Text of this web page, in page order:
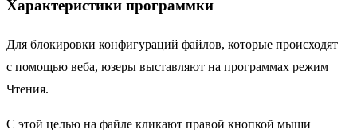
Характеристики программки
Для блокировки конфигураций файлов, которые происходят
с помощью веба, юзеры выставляют на программах режим
Чтения.
С этой целью на файле кликают правой кнопкой мыши